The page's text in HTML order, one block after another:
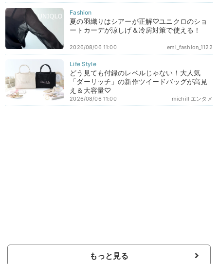
夏の羽織りはシアーが正解♡ユニクロのショ
ートカーデが涼しげ＆冷房対策で使える！
emi_fashion_1122
2026/08/06 11:00
どう見ても付録のレベルじゃない！大人気
「ダーリッチ」の新作ツイードバッグが高見
え＆大容量♡
michill エンタメ
2026/08/06 11:00
もっと見る